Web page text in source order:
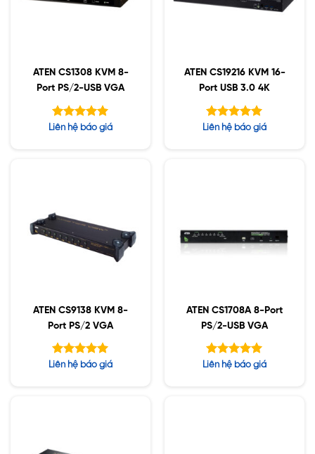
ATEN CS1308 KVM 8-
Port PS/2-USB VGA
Được xếp
Liên hệ báo giá
ATEN CS19216 KVM 16-
Port USB 3.0 4K
Được xếp
Liên hệ báo giá
ATEN CS9138 KVM 8-
Port PS/2 VGA
Được xếp
Liên hệ báo giá
ATEN CS1708A 8-Port
PS/2-USB VGA
Được xếp
Liên hệ báo giá